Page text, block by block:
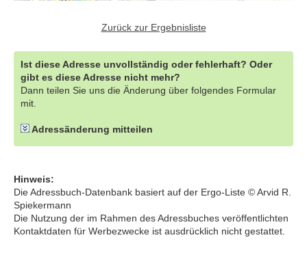
Zurück zur Ergebnisliste
Ist diese Adresse unvollständig oder fehlerhaft? Oder
gibt es diese Adresse nicht mehr?
Dann teilen Sie uns die Änderung über folgendes Formular
mit.
Adressänderung mitteilen
Hinweis:
Die Adressbuch-Datenbank basiert auf der Ergo-Liste © Arvid R.
Spiekermann
Die Nutzung der im Rahmen des Adressbuches veröffentlichten
Kontaktdaten für Werbezwecke ist ausdrücklich nicht gestattet.